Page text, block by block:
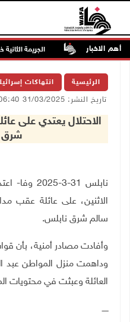
أهم الاخبار
المنازل الجريمة الثانية
الرئيسية انتهاكات
تاريخ النشر: 31/03/2025 06:40 م
الاحتلال يعتدي على
شرق
نابلس 31-
الاثنين، على عائلة عقب
سالم شرق نابلس.
وأفادت مصادر أمنية، بأن
وداهمت منزل المواطن عبد
العائلة وعبثت في محتويات
ـــــ